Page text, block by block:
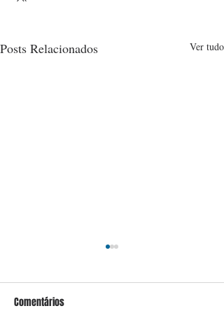
Posts Relacionados Ver tudo
Comentários